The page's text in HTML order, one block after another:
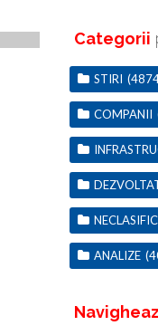
Categorii
STIRI
COMPANII
ANALIZE